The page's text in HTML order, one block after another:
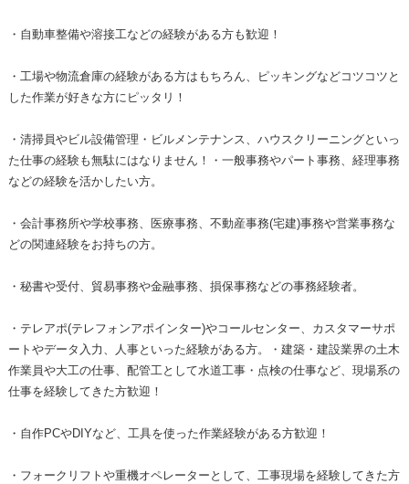
・自動車整備や溶接工などの経験がある方も歓迎！
・工場や物流倉庫の経験がある方はもちろん、ピッキングなどコツコツと
した作業が好きな方にピッタリ！
・清掃員やビル設備管理・ビルメンテナンス、ハウスクリーニングといっ
た仕事の経験も無駄にはなりません！・一般事務やパート事務、経理事務
などの経験を活かしたい方。
・会計事務所や学校事務、医療事務、不動産事務(宅建)事務や営業事務な
どの関連経験をお持ちの方。
・秘書や受付、貿易事務や金融事務、損保事務などの事務経験者。
・テレアポ(テレフォンアポインター)やコールセンター、カスタマーサポ
ートやデータ入力、人事といった経験がある方。・建築・建設業界の土木
作業員や大工の仕事、配管工として水道工事・点検の仕事など、現場系の
仕事を経験してきた方歓迎！
・自作PCやDIYなど、工具を使った作業経験がある方歓迎！
・フォークリフトや重機オペレーターとして、工事現場を経験してきた方